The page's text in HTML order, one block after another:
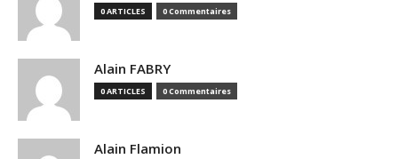
0 ARTICLES 0 Commentaires
Alain FABRY
0 ARTICLES 0 Commentaires
Alain Flamion